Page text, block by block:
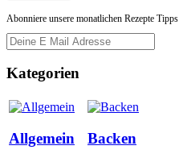
Abonniere unsere monatlichen Rezepte Tipps
Kategorien
Allgemein Backen